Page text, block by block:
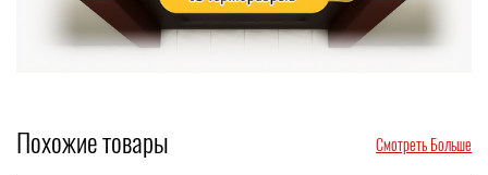
Похожие товары Смотреть Больше